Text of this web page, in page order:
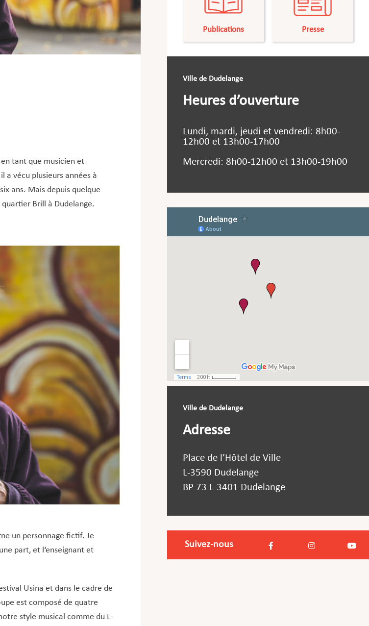
tant que musicien et
a vécu plusieurs années à
ans. Mais depuis quelque
Brill à Dudelange.
un personnage fictif. Je
part, et l‘enseignant et
Usina et dans le cadre de
est composé de quatre
style musical comme du L-
Publications Presse
Ville de Dudelange
Heures d’ouverture
Lundi, mardi, jeudi et vendredi: 8h00-
12h00 et 13h00-17h00
Mercredi: 8h00-12h00 et 13h00-19h00
Ville de Dudelange
Adresse
Place de l’Hôtel de Ville
L-3590 Dudelange
BP 73 L-3401 Dudelange
Suivez-nous